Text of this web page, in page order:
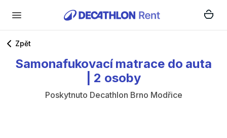
Zpět
Samonafukovací matrace do auta
2 osoby
Poskytnuto Decathlon Brno Modřice